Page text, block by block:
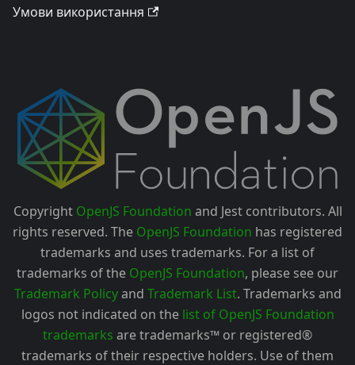
Умови використання
Copyright OpenJS Foundation and Jest contributors. All
rights reserved. The OpenJS Foundation has registered
trademarks and uses trademarks. For a list of
trademarks of the OpenJS Foundation, please see our
Trademark Policyand Trademark List. Trademarks and
logos not indicated on the list of OpenJS Foundation
trademarks are trademarks™ or registered®
trademarks of their respective holders. Use of them